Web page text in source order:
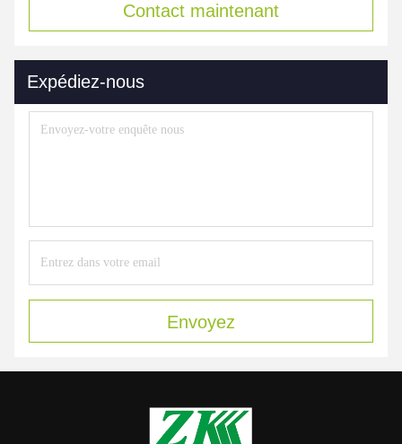
Contact maintenant
Expédiez-nous
Envoyez